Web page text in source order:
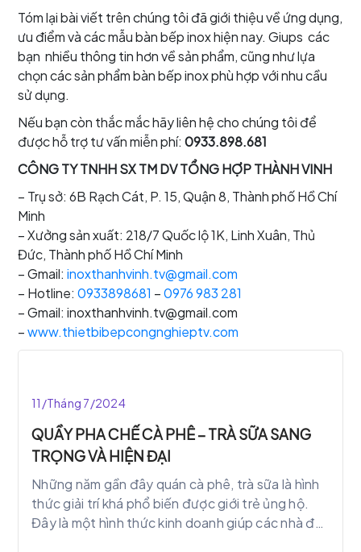
Tóm lại bài viết trên chúng tôi đã giới thiệu về ứng dụng,
ưu điểm và các mẫu bàn bếp inox hiện nay. Giups các
bạn nhiều thông tin hơn về sản phẩm, cũng như lựa
chọn các sản phẩm bàn bếp inox phù hợp với nhu cầu
sử dụng.
Nếu bạn còn thắc mắc hãy liên hệ cho chúng tôi để
được hỗ trợ tư vấn miễn phí: 0933.898.681
CÔNG TY TNHH SX TM DV TỔNG HỢP THÀNH VINH
– Trụ sở: 6B Rạch Cát, P. 15, Quận 8, Thành phố Hồ Chí
Minh
– Xưởng sản xuất: 218/7 Quốc lộ 1K, Linh Xuân, Thủ
Đức, Thành phố Hồ Chí Minh
– Gmail: inoxthanhvinh.tv@gmail.com
– Hotline: 0933898681 –0976 983 281
– Gmail: inoxthanhvinh.tv@gmail.com
–www.thietbibepcongnghieptv.com
11/Tháng 7/2024
QUẦY PHA CHẾ CÀ PHÊ – TRÀ SỮA SANG
TRỌNG VÀ HIỆN ĐẠI
Những năm gần đây quán cà phê, trà sữa là hình
thức giải trí khá phổ biến được giới trẻ ủng hộ.
Đây là một hình thức kinh doanh giúp các nhà đầu